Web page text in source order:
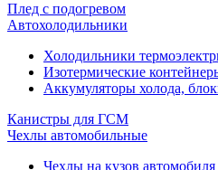
Плед с подогревом
Автохолодильники
Холодильники
Изотермические
Аккумуляторы холода,
Канистры для ГСМ
Чехлы автомобильные
Чехлы на кузов автомобиля